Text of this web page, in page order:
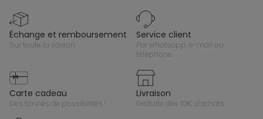
échange et remboursement
sur toute la saison
service client
par whatsapp, e-mail ou
téléphone
carte cadeau
des tonnes de possibilités !
livraison
gratuite dès 10€ d'achats